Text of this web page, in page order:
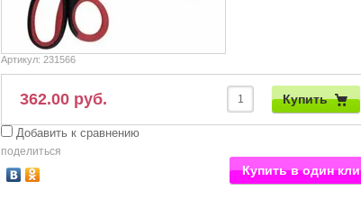
Артикул: 231566
362.00 руб. Купить
Добавить к сравнению
поделиться
Купить в один